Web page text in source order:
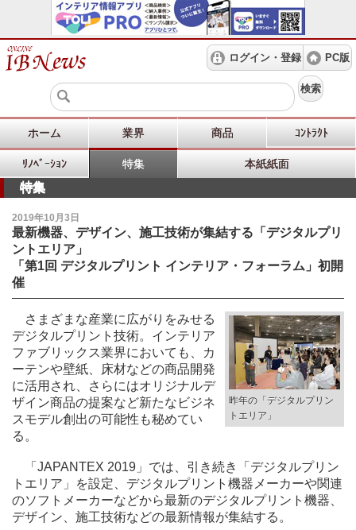
ログイン・登録 PC版
検索
ホーム 業界 商品 ｺﾝﾄﾗｸﾄ
ﾘﾉﾍﾞｰｼｮﾝ 特集 本紙紙面
特集
2019年10月3日
最新機器、デザイン、施工技術が集結する「デジタルプリ
ントエリア」
「第1回 デジタルプリント インテリア・フォーラム」初開
催
昨年の「デジタルプリン
トエリア」
さまざまな産業に広がりをみせる
デジタルプリント技術。インテリア
ファブリックス業界においても、カ
ーテンや壁紙、床材などの商品開発
に活用され、さらにはオリジナルデ
ザイン商品の提案など新たなビジネ
スモデル創出の可能性も秘めてい
る。
「JAPANTEX 2019」では、引き続き「デジタルプリン
トエリア」を設定、デジタルプリント機器メーカーや関連
のソフトメーカーなどから最新のデジタルプリント機器、
デザイン、施工技術などの最新情報が集結する。